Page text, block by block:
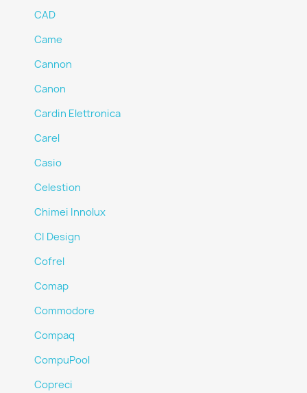
CAD
Came
Cannon
Canon
Cardin Elettronica
Carel
Casio
Celestion
Chimei Innolux
CI Design
Cofrel
Comap
Commodore
Compaq
CompuPool
Copreci